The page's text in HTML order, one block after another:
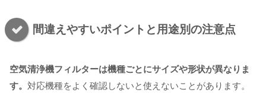
間違えやすいポイントと用途別の注意点
空気清浄機フィルターは機種ごとにサイズや形状が異なりま
す。 対応機種をよく確認しないと使えないことがあります。